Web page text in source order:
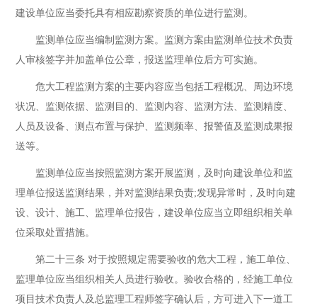
建设单位应当委托具有相应勘察资质的单位进行监测。
监测单位应当编制监测方案。监测方案由监测单位技术负责
人审核签字并加盖单位公章，报送监理单位后方可实施。
危大工程监测方案的主要内容应当包括工程概况、周边环境
状况、监测依据、监测目的、监测内容、监测方法、监测精度、
人员及设备、测点布置与保护、监测频率、报警值及监测成果报
送等。
监测单位应当按照监测方案开展监测，及时向建设单位和监
理单位报送监测结果，并对监测结果负责;发现异常时，及时向建
设、设计、施工、监理单位报告，建设单位应当立即组织相关单
位采取处置措施。
第二十三条 对于按照规定需要验收的危大工程，施工单位、
监理单位应当组织相关人员进行验收。验收合格的，经施工单位
项目技术负责人及总监理工程师签字确认后，方可进入下一道工